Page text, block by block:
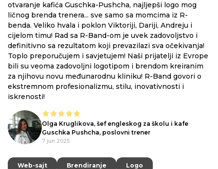
otvaranje kafića Guschka-Pushcha, najljepši logo mog
ličnog brenda trenera... sve samo sa momcima iz R-
benda. Veliko hvala i poklon Viktoriji, Dariji, Andreju i
cijelom timu! Rad sa R-Band-om je uvek zadovoljstvo i
definitivno sa rezultatom koji prevazilazi sva očekivanja!
Toplo preporučujem i savjetujem! Naši prijatelji iz Evrope
bili su veoma zadovoljni logotipom i brendom kreiranim
za njihovu novu međunarodnu kliniku! R-Band govori o
ekstremnom profesionalizmu, stilu, inovativnosti i
iskrenosti!
Olga Kruglikova, šef engleskog za školu i kafe
Guschka Pushcha, poslovni trener
7 jun 2025
Web-sajt
Web-sajt Brendiranje
Brendiranje Logo
Logo